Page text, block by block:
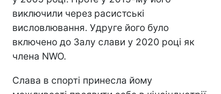
виключили через расистські
висловлювання. Удруге його було
включено до Залу слави у 2020 році як
члена NWO.
Слава в спорті принесла йому